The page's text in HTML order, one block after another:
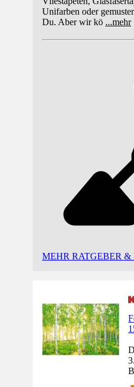
Unifarben oder
Du. Aber wir kö ...mehr
MEHR RATGEBER &